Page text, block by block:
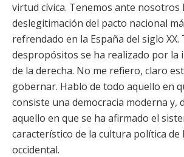
virtud cívica. Tenemos ante nosotros
deslegitimación del pacto nacional
refrendado en la España del siglo XX.
despropósitos se ha realizado por la
de la derecha. No me refiero, claro
gobernar. Hablo de todo aquello en
consiste una democracia moderna y,
aquello en que se ha afirmado el
característico de la cultura política de
occidental.